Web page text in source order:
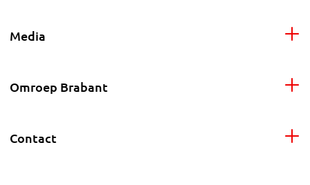
Media
Omroep Brabant
Contact